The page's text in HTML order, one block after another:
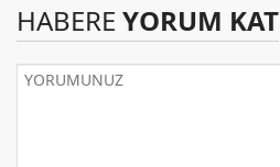
HABERE YORUM KAT